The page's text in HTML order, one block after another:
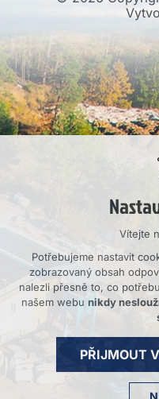
Vítejte
Potřebujeme nastavit
zobrazovaný obsah
nalezli přesně to, co
našem webu nikdy
PŘIJMOUT